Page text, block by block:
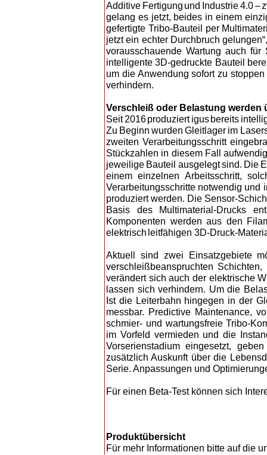
Additive Fertigung und Industrie 4.0 –
gelang es jetzt, beides in einem
gefertigte Tribo-Bauteil per
jetzt ein echter Durchbruch
vorausschauende Wartung auch
intelligente 3D-gedruckte Bauteil
um die Anwendung sofort zu
verhindern.
Verschleiß oder Belastung werden
Seit 2016 produziert igus bereits
Zu Beginn wurden Gleitlager im
zweiten Verarbeitungsschritt
Stückzahlen in diesem Fall
jeweilige Bauteil ausgelegt sind. Die
einem einzelnen Arbeitsschritt,
Verarbeitungsschritte notwendig und
produziert werden. Die Sensor-
Basis des Multimaterial-Drucks
Komponenten werden aus den
elektrisch leitfähigen 3D-Druck-
Aktuell sind zwei Einsatzgebiete
verschleißbeanspruchten
verändert sich auch der elektrische
lassen sich verhindern. Um die
Ist die Leiterbahn hingegen in der
messbar. Predictive Maintenance,
schmier- und wartungsfreie Tribo-
im Vorfeld vermieden und die
Vorserienstadium eingesetzt,
zusätzlich Auskunft über die
Serie. Anpassungen und
Für einen Beta-Test können sich
Produktübersicht
Für mehr Informationen bitte auf die